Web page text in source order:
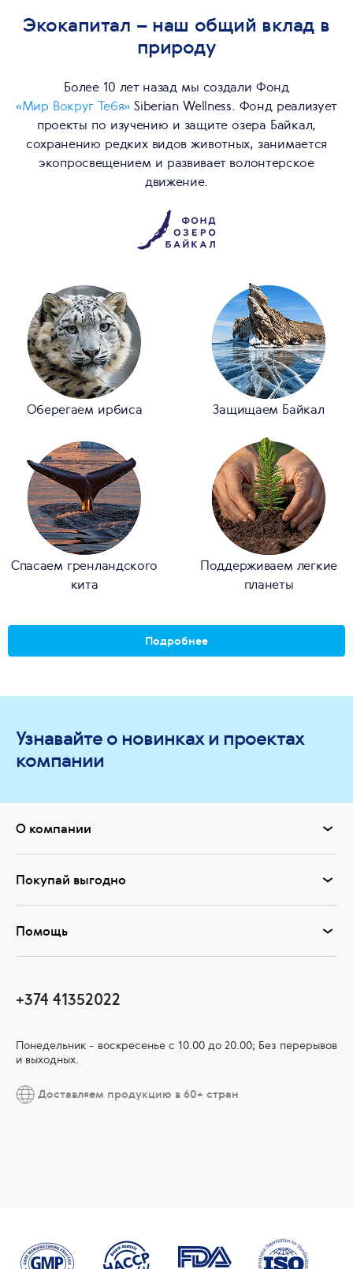
Экокапитал – наш общий вклад в
природу
Более 10 лет назад мы создали Фонд
«Мир Вокруг Тебя»Siberian Wellness. Фонд реализует
проекты по изучению и защите озера Байкал,
сохранению редких видов животных, занимается
экопросвещением и развивает волонтерское
движение.
Оберегаем ирбиса Защищаем Байкал
Спасаем гренландского
кита
Поддерживаем легкие
планеты
Подробнее
Узнавайте о новинках и проектах
компании
О компании
Покупай выгодно
Помощь
+374 41352022
Понедельник - воскресенье с 10.00 до 20.00; Без перерывов
и выходных.
Доставляем продукцию в 60+ стран